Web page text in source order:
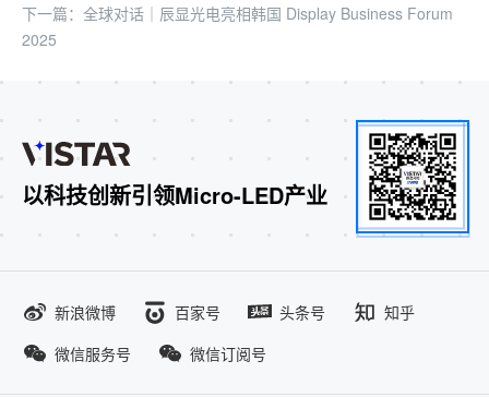
下一篇：全球对话｜辰显光电亮相韩国 Display Business Forum
2025
以科技创新引领Micro-LED产业
新浪微博 百家号 头条号
知乎
微信服务号
微信订阅号